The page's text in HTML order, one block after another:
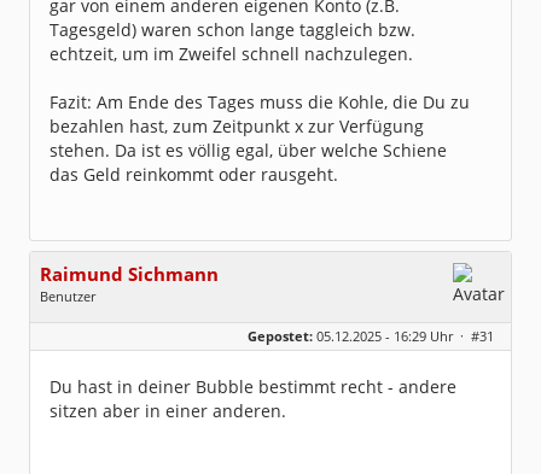
gar von einem anderen eigenen Konto (z.B.
Tagesgeld) waren schon lange taggleich bzw.
echtzeit, um im Zweifel schnell nachzulegen.
Fazit: Am Ende des Tages muss die Kohle, die Du zu
bezahlen hast, zum Zeitpunkt x zur Verfügung
stehen. Da ist es völlig egal, über welche Schiene
das Geld reinkommt oder rausgeht.
Raimund Sichmann
Benutzer
Geschlecht:
keine Angabe
Dabei seit:
08 / 2002
Gepostet: 05.12.2025 - 16:29 Uhr · #31
Du hast in deiner Bubble bestimmt recht - andere
sitzen aber in einer anderen.